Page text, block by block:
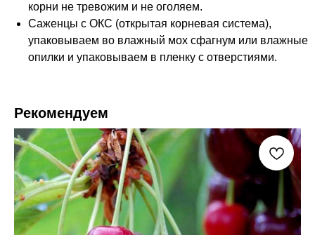
корни не тревожим и не оголяем.
Саженцы с ОКС (открытая корневая система),
упаковываем во влажный мох сфагнум или влажные
опилки и упаковываем в пленку с отверстиями.
Рекомендуем